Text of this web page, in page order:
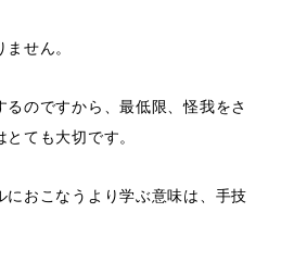
せん。
のですから、最低限、怪我をさ
ても大切です。
におこなうより学ぶ意味は、手技